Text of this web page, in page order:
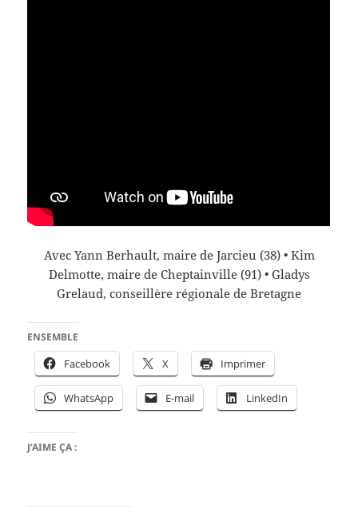
Avec Yann Berhault, maire de Jarcieu (38) • Kim
Delmotte, maire de Cheptainville (91) • Gladys
Grelaud, conseillère régionale de Bretagne
ENSEMBLE
Facebook X Imprimer
WhatsApp E-mail LinkedIn
J’AIME ÇA :